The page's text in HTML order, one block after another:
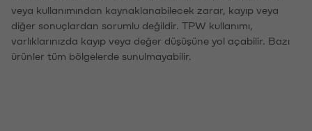
veya kullanımından kaynaklanabilecek zarar, kayıp veya
diğer sonuçlardan sorumlu değildir. TPW kullanımı,
varlıklarınızda kayıp veya değer düşüşüne yol açabilir. Bazı
ürünler tüm bölgelerde sunulmayabilir.